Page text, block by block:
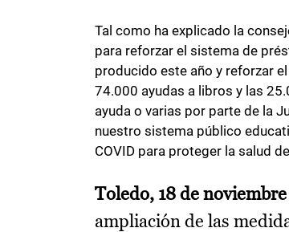
Tal como ha explicado la
para reforzar el sistema de
producido este año y reforzar
74.000 ayudas a libros y las
ayuda o varias por parte de la
nuestro sistema público
COVID para proteger la salud
Toledo, 18 de
ampliación de las